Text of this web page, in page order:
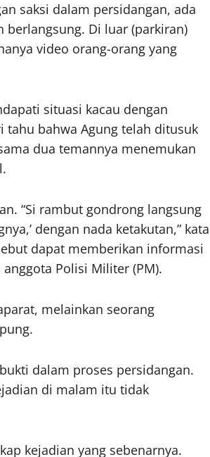
saksi dalam persidangan, ada
berlangsung. Di luar (parkiran)
video orang-orang yang
situasi kacau dengan
tahu bahwa Agung telah ditusuk
dua temannya menemukan
“Si rambut gondrong langsung
dengan nada ketakutan,” kata
dapat memberikan informasi
Polisi Militer (PM).
melainkan seorang
dalam proses persidangan.
di malam itu tidak
kejadian yang sebenarnya.